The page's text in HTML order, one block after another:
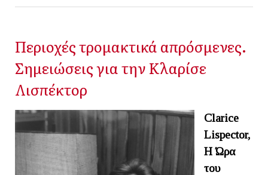
Περιοχές τρομακτικά απρόσμενες.
Σημειώσεις για την Κλαρίσε
Λισπέκτορ
Clarice
Lispector,
Η Ώρα
του